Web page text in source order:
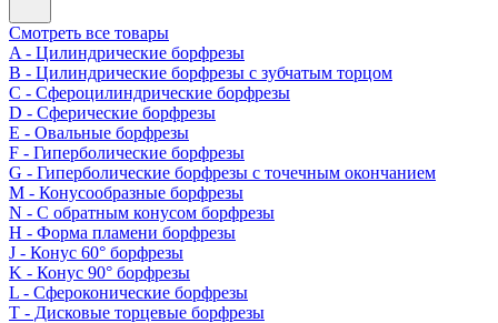
Смотреть все товары
A - Цилиндрические борфрезы
B - Цилиндрические борфрезы с зубчатым торцом
C - Сфероцилиндрические борфрезы
D - Сферические борфрезы
E - Овальные борфрезы
F - Гиперболические борфрезы
G - Гиперболические борфрезы с точечным окончанием
M - Конусообразные борфрезы
N - С обратным конусом борфрезы
H - Форма пламени борфрезы
J - Конус 60° борфрезы
K - Конус 90° борфрезы
L - Сфероконические борфрезы
T - Дисковые торцевые борфрезы